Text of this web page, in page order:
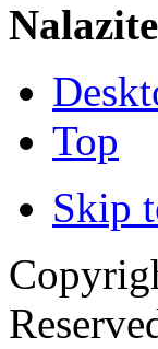
Top
Skip